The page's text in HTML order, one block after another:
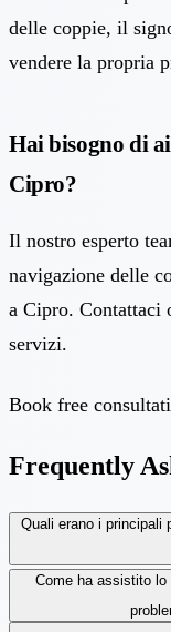
delle coppie, il
vendere la propria
Hai bisogno di
Cipro?
Il nostro esperto
navigazione delle
a Cipro. Contattaci
servizi.
Book free
Frequently
Quali erano i principali
Come ha assistito